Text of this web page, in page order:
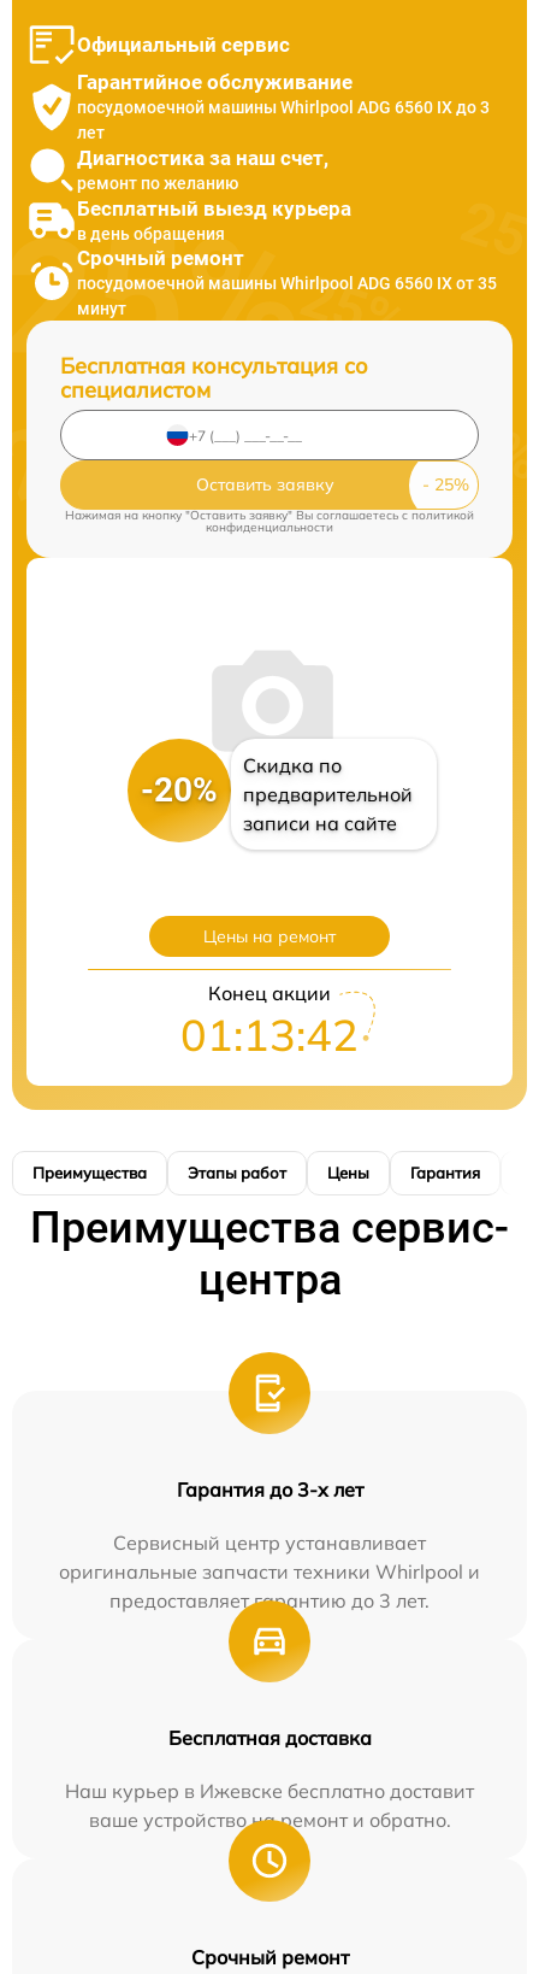
Официальный сервис
Гарантийное обслуживание
посудомоечной машины Whirlpool ADG 6560 IX до 3
лет
Диагностика за наш счет,
ремонт по желанию
Бесплатный выезд курьера
в день обращения
Срочный ремонт
посудомоечной машины Whirlpool ADG 6560 IX от 35
минут
Бесплатная консультация со
специалистом
Оставить заявку
Нажимая на кнопку "Оставить заявку" Вы соглашаетесь c политикой
конфиденциальности
-20%
Скидка по
предварительной
записи на сайте
Цены на ремонт
Конец акции
01:13:41
Преимущества Этапы работ Цены Гарантия
Преимущества сервис-
центра
Гарантия до 3-х лет
Сервисный центр устанавливает
оригинальные запчасти техники Whirlpool и
предоставляет гарантию до 3 лет.
Бесплатная доставка
Наш курьер в Ижевске бесплатно доставит
ваше устройство на ремонт и обратно.
Срочный ремонт